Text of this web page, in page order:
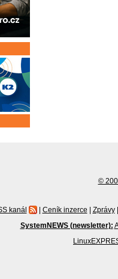
©
kanál | Ceník inzerce | Zprávy |
SystemNEWS (newsletter):